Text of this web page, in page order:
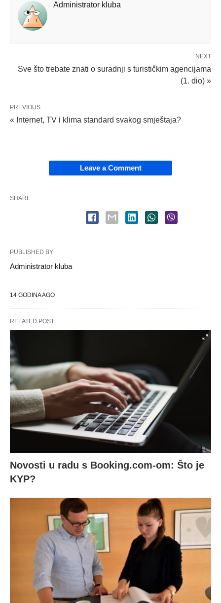
Administrator kluba
NEXT
Sve što trebate znati o suradnji s turističkim agencijama
(1. dio) »
PREVIOUS
« Internet, TV i klima standard svakog smještaja?
Leave a Comment
SHARE
PUBLISHED BY
Administrator kluba
14 GODINA AGO
RELATED POST
Novosti u radu s Booking.com-om: Što je
KYP?